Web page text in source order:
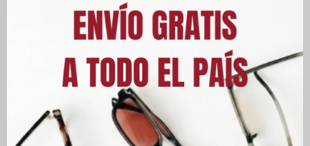
Medios de pago
Características
Descripción